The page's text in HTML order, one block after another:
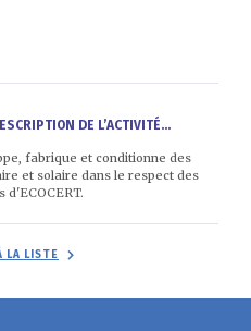
DE L’ACTIVITÉ...
fabrique et conditionne des
et solaire dans le respect des
d'ECOCERT.
LA LISTE